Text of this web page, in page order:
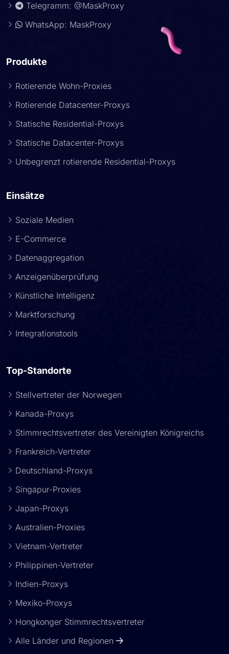
Telegramm: @MaskProxy
WhatsApp: MaskProxy
Produkte
Rotierende Wohn-Proxies
Rotierende Datacenter-Proxys
Statische Residential-Proxys
Statische Datacenter-Proxys
Unbegrenzt rotierende Residential-Proxys
Einsätze
Soziale Medien
E-Commerce
Datenaggregation
Anzeigenüberprüfung
Künstliche Intelligenz
Marktforschung
Integrationstools
Top-Standorte
Stellvertreter der Norwegen
Kanada-Proxys
Stimmrechtsvertreter des Vereinigten Königreichs
Frankreich-Vertreter
Deutschland-Proxys
Singapur-Proxies
Japan-Proxys
Australien-Proxies
Vietnam-Vertreter
Philippinen-Vertreter
Indien-Proxys
Mexiko-Proxys
Hongkonger Stimmrechtsvertreter
Alle Länder und Regionen